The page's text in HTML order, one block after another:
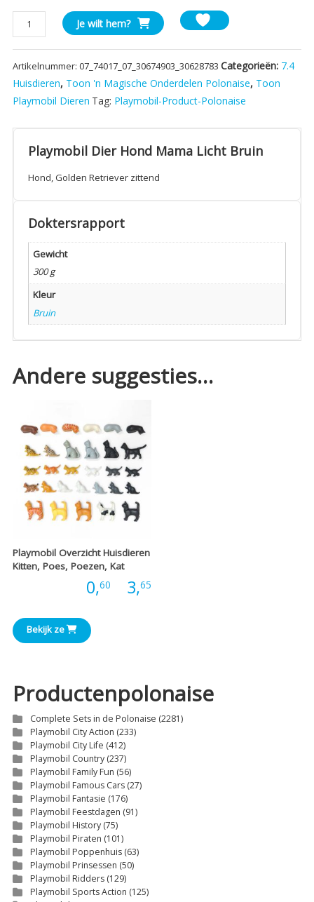
Playmobil
Dier
Hond
Mama
Licht
Bruin
Je wilt hem?
Artikelnummer: 07_74017_07_30674903_30628783 Categorieën: 7.4
Huisdieren, Toon 'n Magische Onderdelen Polonaise, Toon
Playmobil Dieren Tag: Playmobil-Product-Polonaise
Playmobil Dier Hond Mama Licht Bruin
Hond, Golden Retriever zittend
Doktersrapport
Gewicht
300 g
Kleur
Bruin
Andere suggesties…
Playmobil Overzicht Huisdieren
Kitten, Poes, Poezen, Kat
0,60 3,65Prijsklasse:
Bekijk ze
Productenpolonaise
Complete Sets in de Polonaise (2281)
Playmobil City Action (233)
Playmobil City Life (412)
Playmobil Country (237)
Playmobil Family Fun (56)
Playmobil Famous Cars (27)
Playmobil Fantasie (176)
Playmobil Feestdagen (91)
Playmobil History (75)
Playmobil Piraten (101)
Playmobil Poppenhuis (63)
Playmobil Prinsessen (50)
Playmobil Ridders (129)
Playmobil Sports Action (125)